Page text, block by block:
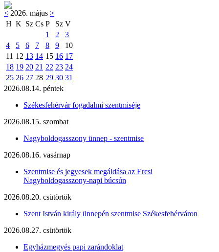
< 2026. május >
H K Sz Cs P Sz V
1
2
3
4
5 6 7 8 9
10
11 12 13 14 15 16 17
18 19 20 21 22 23 24
25 26 27 28 29 30 31
2026.08.14. péntek
Székesfehérvár fogadalmi szentmiséje
2026.08.15. szombat
Nagyboldogasszony ünnep - szentmise
2026.08.16. vasárnap
Szentmise és jegyesek megáldása az Ercsi
Nagyboldogasszony-napi búcsún
2026.08.20. csütörtök
Szent István király ünnepén szentmise Székesfehérváron
2026.08.27. csütörtök
Egyházmegyés papi zarándoklat